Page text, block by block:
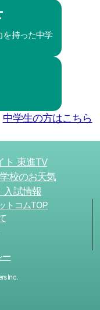
を持った中学
中学生の方はこちら
ト 東進TV
校のお天気
入試情報
トコムTOP
ー
Inc.